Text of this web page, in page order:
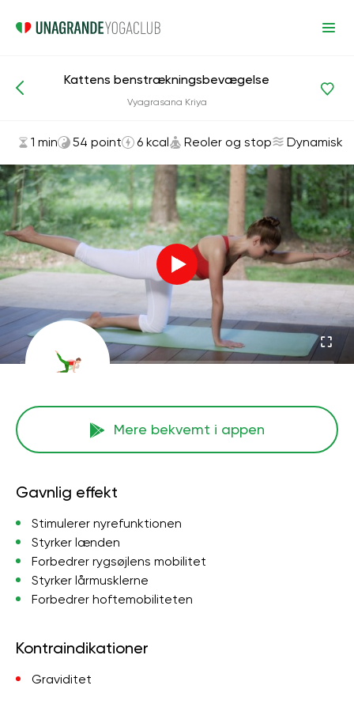
Asanas og øvelser Reoler og stop
Kattens benstrækningsbevægelse
Vyagrasana Kriya
1 min 54 point 6 kcal Reoler og stop Dynamisk
Mere bekvemt i appen
Gavnlig effekt
Stimulerer nyrefunktionen
Styrker lænden
Forbedrer rygsøjlens mobilitet
Styrker lårmusklerne
Forbedrer hoftemobiliteten
Kontraindikationer
Graviditet